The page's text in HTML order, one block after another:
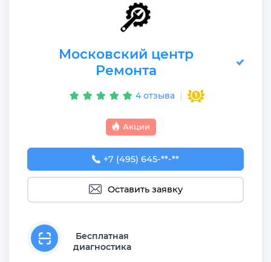
Московский центр
Ремонта
4 отзыва
Акции
+7 (495) 645-55-75
+7 (495) 645-**-**
Оставить заявку
Бесплатная
диагностика